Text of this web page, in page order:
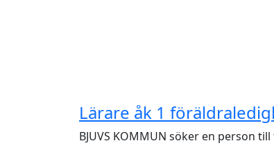
Lärare åk 1
BJUVS KOMMUN söker en person